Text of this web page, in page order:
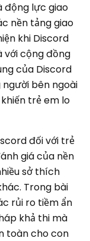
động lực giao
nền tảng giao
khi Discord
với cộng đồng
của Discord
bên ngoài
trẻ em lo
đối với trẻ
giá của nền
sở thích
Trong bài
rủi ro tiềm ẩn
khả thi mà
toàn cho con